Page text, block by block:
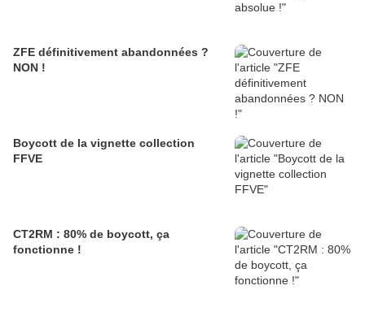
ZFE définitivement abandonnées ?
NON !
Boycott de la vignette collection
FFVE
CT2RM : 80% de boycott, ça
fonctionne !